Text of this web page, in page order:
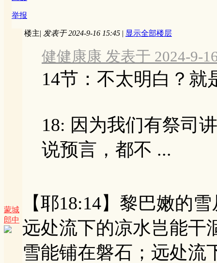
举报
蒙城
郎中
楼主| 发表于 2024-9-16 15:45 | 显示全部楼层
健健康康 发表于 2024-9-
14节：不太明白？
18: 因为我们有祭司
说预言，都不 ...
【耶18:14】黎巴嫩的
远处流下的凉水岂能干
雪能铺在磐石；远处流